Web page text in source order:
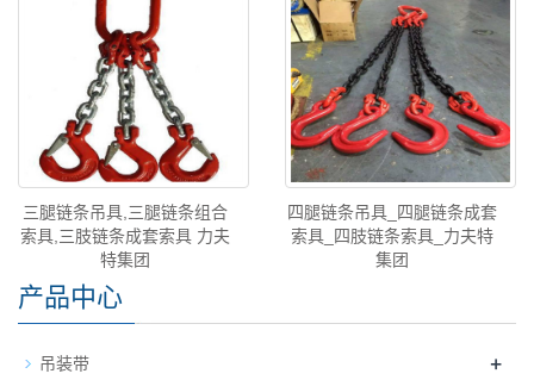
三腿链条吊具,三腿链条组合
索具,三肢链条成套索具 力夫
特集团
四腿链条吊具_四腿链条成套
索具_四肢链条索具_力夫特
集团
产品中心
吊装带 +